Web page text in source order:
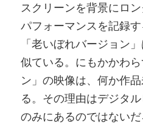
スクリーンを背景にロ
パフォーマンスを記録
「老いぼれバージョン
似ている。にもかかわ
ン」の映像は、何か作
る。その理由はデジタ
のみにあるのではない